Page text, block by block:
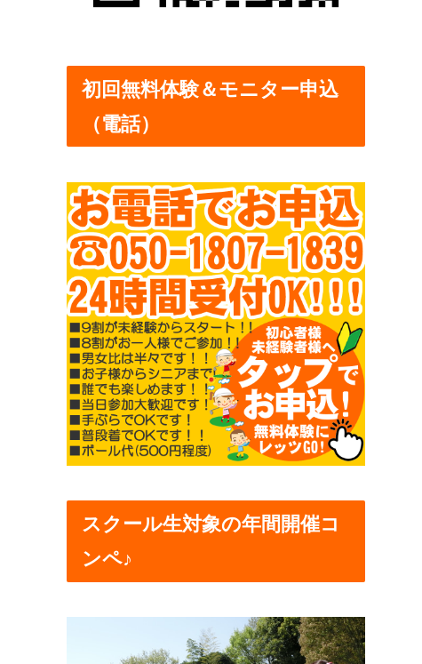
初回無料体験＆モニター申込
（電話）
スクール生対象の年間開催コ
ンペ♪